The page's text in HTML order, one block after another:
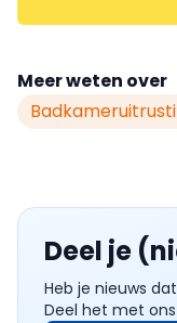
Meer weten over
Deel je
Heb je nieuws
Deel het met